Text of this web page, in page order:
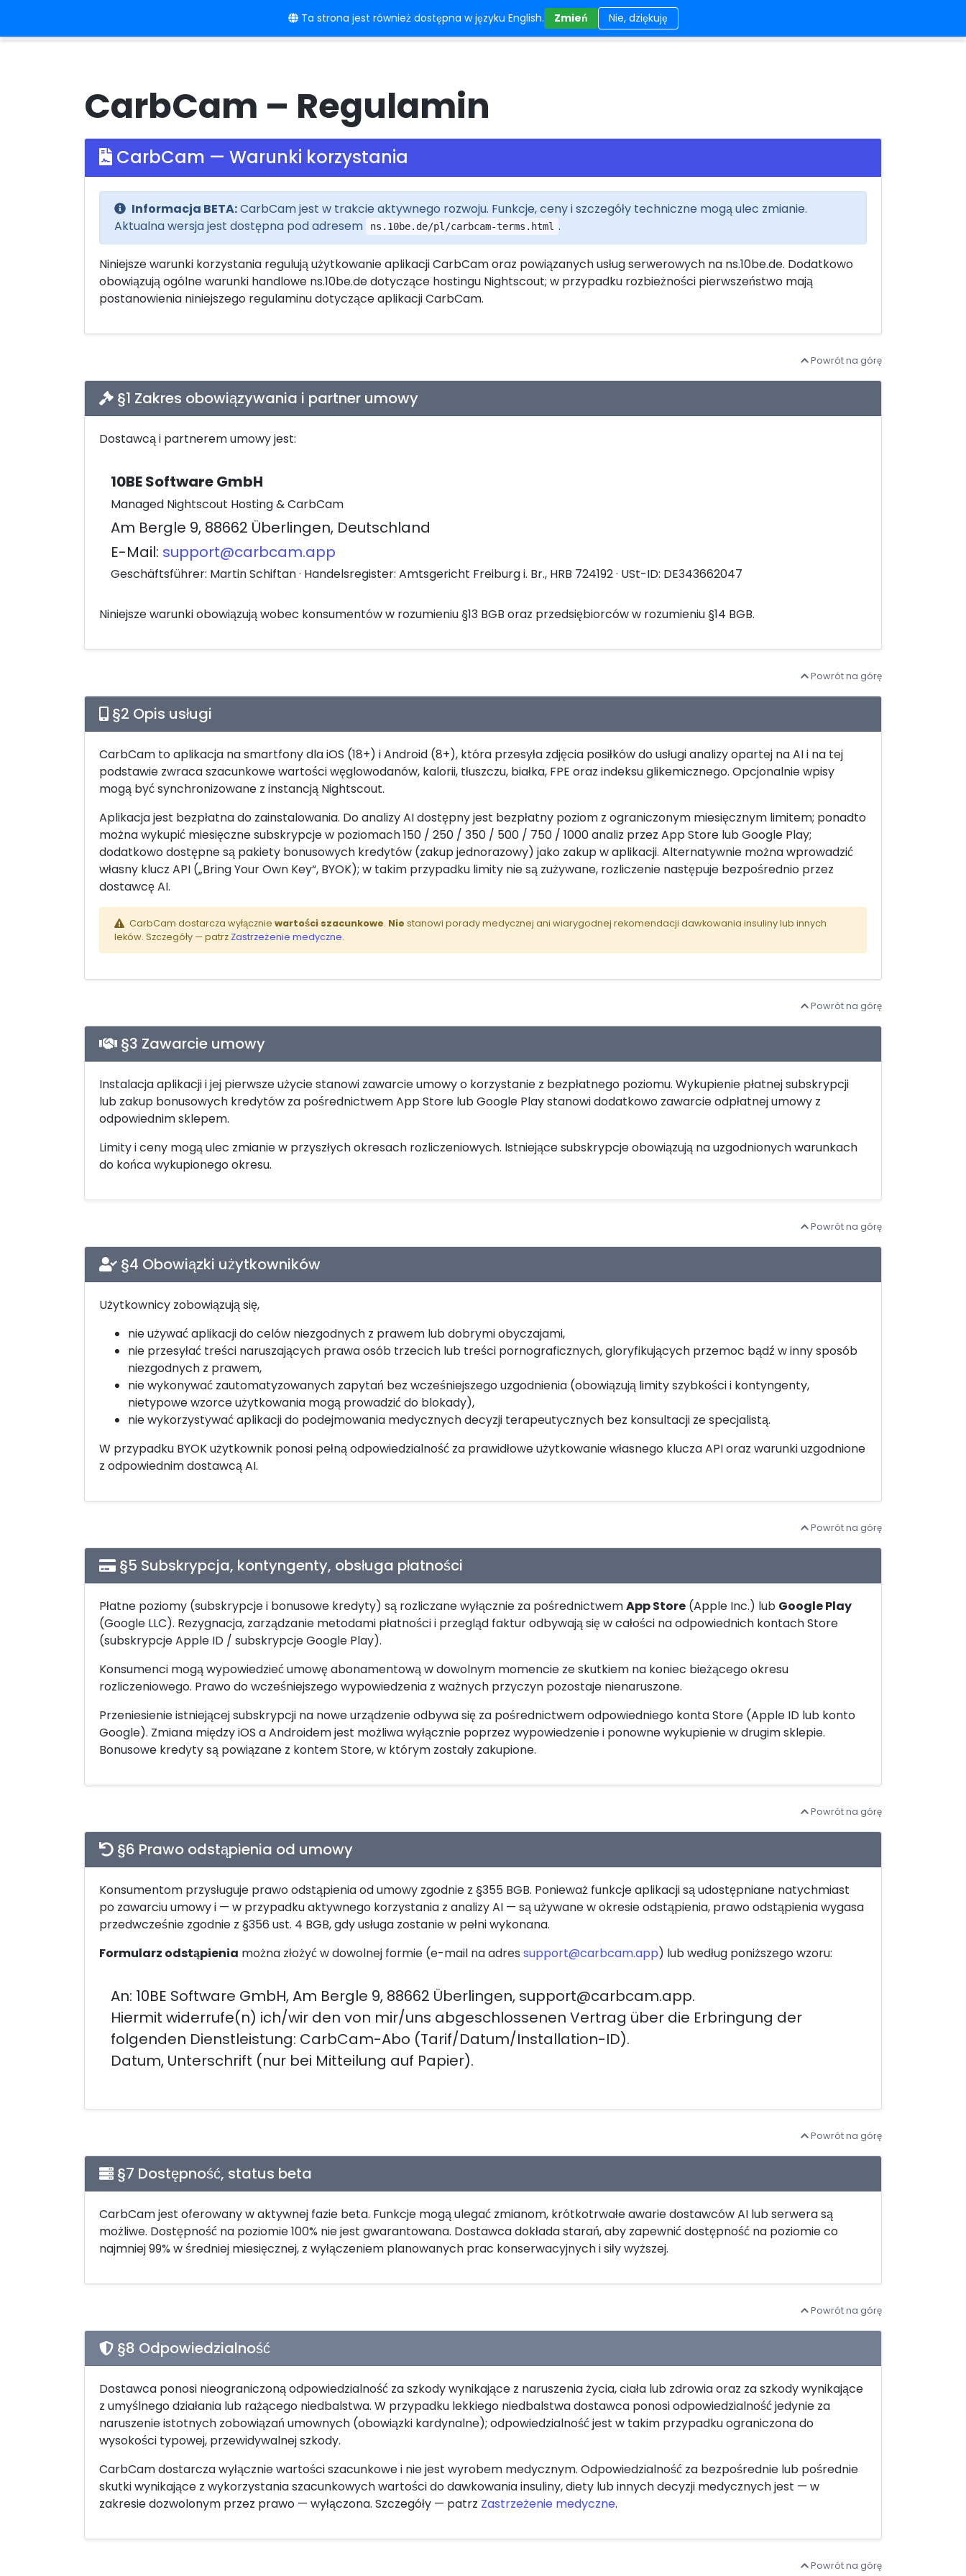
Ta strona jest również dostępna w języku English. Zmień Nie, dziękuję
Cennik/Funkcje CarbCam FAQ Status Kontakt
CarbCam – Regulamin
CarbCam — Warunki korzystania
Informacja BETA:CarbCam jest w trakcie aktywnego rozwoju. Funkcje, ceny i szczegóły techniczne mogą ulec zmianie.
Aktualna wersja jest dostępna pod adresem
ns.10be.de/pl/carbcam-terms.html .
Niniejsze warunki korzystania regulują użytkowanie aplikacji CarbCam oraz powiązanych usług serwerowych na ns.10be.de. Dodatkowo
obowiązują ogólne warunki handlowe ns.10be.de dotyczące hostingu Nightscout; w przypadku rozbieżności pierwszeństwo mają
postanowienia niniejszego regulaminu dotyczące aplikacji CarbCam.
Powrót na górę
§1 Zakres obowiązywania i partner umowy
Dostawcą i partnerem umowy jest:
10BE Software GmbH
Managed Nightscout Hosting & CarbCam
Am Bergle 9, 88662 Überlingen, Deutschland
E-Mail: support@carbcam.app
Geschäftsführer: Martin Schiftan · Handelsregister: Amtsgericht Freiburg i. Br., HRB 724192 · USt-ID: DE343662047
Niniejsze warunki obowiązują wobec konsumentów w rozumieniu §13 BGB oraz przedsiębiorców w rozumieniu §14 BGB.
Powrót na górę
§2 Opis usługi
CarbCam to aplikacja na smartfony dla iOS (18+) i Android (8+), która przesyła zdjęcia posiłków do usługi analizy opartej na AI i na tej
podstawie zwraca szacunkowe wartości węglowodanów, kalorii, tłuszczu, białka, FPE oraz indeksu glikemicznego. Opcjonalnie wpisy
mogą być synchronizowane z instancją Nightscout.
Aplikacja jest bezpłatna do zainstalowania. Do analizy AI dostępny jest bezpłatny poziom z ograniczonym miesięcznym limitem; ponadto
można wykupić miesięczne subskrypcje w poziomach 150 / 250 / 350 / 500 / 750 / 1000 analiz przez App Store lub Google Play;
dodatkowo dostępne są pakiety bonusowych kredytów (zakup jednorazowy) jako zakup w aplikacji. Alternatywnie można wprowadzić
własny klucz API („Bring Your Own Key“, BYOK); w takim przypadku limity nie są zużywane, rozliczenie następuje bezpośrednio przez
dostawcę AI.
CarbCam dostarcza wyłączniewartości szacunkowe. Nie stanowi porady medycznej ani wiarygodnej rekomendacji dawkowania insuliny lub innych
leków. Szczegóły — patrz Zastrzeżenie medyczne.
Powrót na górę
§3 Zawarcie umowy
Instalacja aplikacji i jej pierwsze użycie stanowi zawarcie umowy o korzystanie z bezpłatnego poziomu. Wykupienie płatnej subskrypcji
lub zakup bonusowych kredytów za pośrednictwem App Store lub Google Play stanowi dodatkowo zawarcie odpłatnej umowy z
odpowiednim sklepem.
Limity i ceny mogą ulec zmianie w przyszłych okresach rozliczeniowych. Istniejące subskrypcje obowiązują na uzgodnionych warunkach
do końca wykupionego okresu.
Powrót na górę
§4 Obowiązki użytkowników
Użytkownicy zobowiązują się,
nie używać aplikacji do celów niezgodnych z prawem lub dobrymi obyczajami,
nie przesyłać treści naruszających prawa osób trzecich lub treści pornograficznych, gloryfikujących przemoc bądź w inny sposób
niezgodnych z prawem,
nie wykonywać zautomatyzowanych zapytań bez wcześniejszego uzgodnienia (obowiązują limity szybkości i kontyngenty,
nietypowe wzorce użytkowania mogą prowadzić do blokady),
nie wykorzystywać aplikacji do podejmowania medycznych decyzji terapeutycznych bez konsultacji ze specjalistą.
W przypadku BYOK użytkownik ponosi pełną odpowiedzialność za prawidłowe użytkowanie własnego klucza API oraz warunki uzgodnione
z odpowiednim dostawcą AI.
Powrót na górę
§5 Subskrypcja, kontyngenty, obsługa płatności
Płatne poziomy (subskrypcje i bonusowe kredyty) są rozliczane wyłącznie za pośrednictwemApp Store (Apple Inc.) lub Google Play
(Google LLC). Rezygnacja, zarządzanie metodami płatności i przegląd faktur odbywają się w całości na odpowiednich kontach Store
(subskrypcje Apple ID / subskrypcje Google Play).
Konsumenci mogą wypowiedzieć umowę abonamentową w dowolnym momencie ze skutkiem na koniec bieżącego okresu
rozliczeniowego. Prawo do wcześniejszego wypowiedzenia z ważnych przyczyn pozostaje nienaruszone.
Przeniesienie istniejącej subskrypcji na nowe urządzenie odbywa się za pośrednictwem odpowiedniego konta Store (Apple ID lub konto
Google). Zmiana między iOS a Androidem jest możliwa wyłącznie poprzez wypowiedzenie i ponowne wykupienie w drugim sklepie.
Bonusowe kredyty są powiązane z kontem Store, w którym zostały zakupione.
Powrót na górę
§6 Prawo odstąpienia od umowy
Konsumentom przysługuje prawo odstąpienia od umowy zgodnie z §355 BGB. Ponieważ funkcje aplikacji są udostępniane natychmiast
po zawarciu umowy i — w przypadku aktywnego korzystania z analizy AI — są używane w okresie odstąpienia, prawo odstąpienia wygasa
przedwcześnie zgodnie z §356 ust. 4 BGB, gdy usługa zostanie w pełni wykonana.
Formularz odstąpienia można złożyć w dowolnej formie (e-mail na adres support@carbcam.app) lub według poniższego wzoru:
An: 10BE Software GmbH, Am Bergle 9, 88662 Überlingen, support@carbcam.app.
Hiermit widerrufe(n) ich/wir den von mir/uns abgeschlossenen Vertrag über die Erbringung der
folgenden Dienstleistung: CarbCam-Abo (Tarif/Datum/Installation-ID).
Datum, Unterschrift (nur bei Mitteilung auf Papier).
Powrót na górę
§7 Dostępność, status beta
CarbCam jest oferowany w aktywnej fazie beta. Funkcje mogą ulegać zmianom, krótkotrwałe awarie dostawców AI lub serwera są
możliwe. Dostępność na poziomie 100% nie jest gwarantowana. Dostawca dokłada starań, aby zapewnić dostępność na poziomie co
najmniej 99% w średniej miesięcznej, z wyłączeniem planowanych prac konserwacyjnych i siły wyższej.
Powrót na górę
§8 Odpowiedzialność
Dostawca ponosi nieograniczoną odpowiedzialność za szkody wynikające z naruszenia życia, ciała lub zdrowia oraz za szkody wynikające
z umyślnego działania lub rażącego niedbalstwa. W przypadku lekkiego niedbalstwa dostawca ponosi odpowiedzialność jedynie za
naruszenie istotnych zobowiązań umownych (obowiązki kardynalne); odpowiedzialność jest w takim przypadku ograniczona do
wysokości typowej, przewidywalnej szkody.
CarbCam dostarcza wyłącznie wartości szacunkowe i nie jest wyrobem medycznym. Odpowiedzialność za bezpośrednie lub pośrednie
skutki wynikające z wykorzystania szacunkowych wartości do dawkowania insuliny, diety lub innych decyzji medycznych jest — w
zakresie dozwolonym przez prawo — wyłączona. Szczegóły — patrz Zastrzeżenie medyczne.
Powrót na górę